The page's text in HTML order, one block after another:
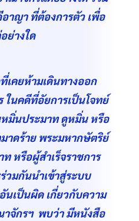
าญา ที่ต้องการตัว เพื่อ
ย่างใด
เคยห้ามเดินทางออก
ในคดีที่อัยการเป็นโจทย์
มิ่นประมาท ดูหมิ่น หรือ
าดร้าย พระมหากษัตริย์
หรือผู้สำเร็จราชการ
วมกันนำเข้าสู่ระบบ
นเป็นผิด เกี่ยวกับความ
จักรฯ พบว่า มีหนังสือ